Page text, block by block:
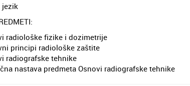
jezik
radiološke fizike i dozimetrije
principi radiološke zaštite
radiografske tehnike
nastava predmeta Osnovi radiografske tehnike